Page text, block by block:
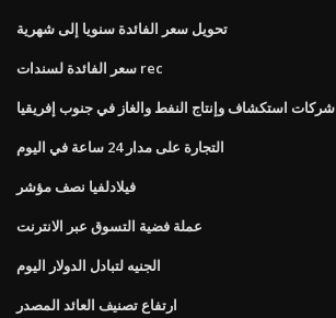
تحويل سعر الفائدة سنويا إلى شهرية
سعر الفائدة لسندات rec
شركات استكشاف وإنتاج النفط والغاز في جنوب إفريقيا
التجارة على مدار 24 ساعة في اليوم
فيلادلفيا نصف مؤشر
عملة فضية التسوق عبر الانترنت
الجنيه لتبادل الدولار اليوم
ارتفاع تصنيف العائد المصدر